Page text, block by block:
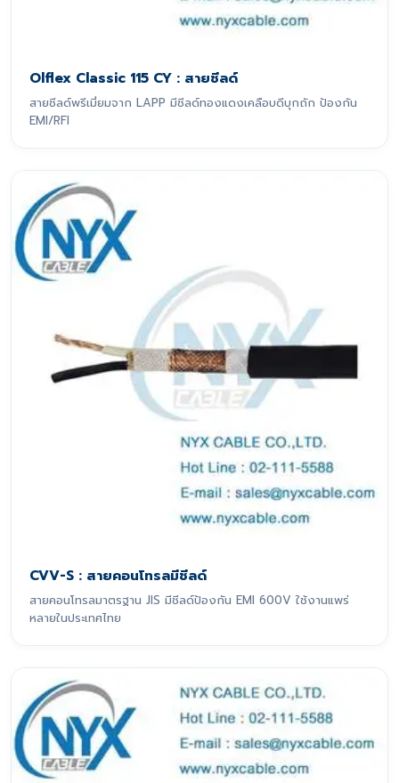
Olflex Classic 115 CY : สายชีลด์
สายชีลด์พรีเมี่ยมจาก LAPP มีชีลด์ทองแดงเคลือบดีบุกถัก ป้องกัน
EMI/RFI
CVV-S : สายคอนโทรลมีชีลด์
สายคอนโทรลมาตรฐาน JIS มีชีลด์ป้องกัน EMI 600V ใช้งานแพร่
หลายในประเทศไทย